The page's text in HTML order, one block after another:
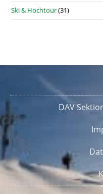
Ski & Hochtour(31)
DAV